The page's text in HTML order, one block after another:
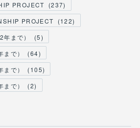
PROJECT
(237)
PROJECT
(122)
まで）
(5)
で）
(64)
で）
(105)
で）
(2)